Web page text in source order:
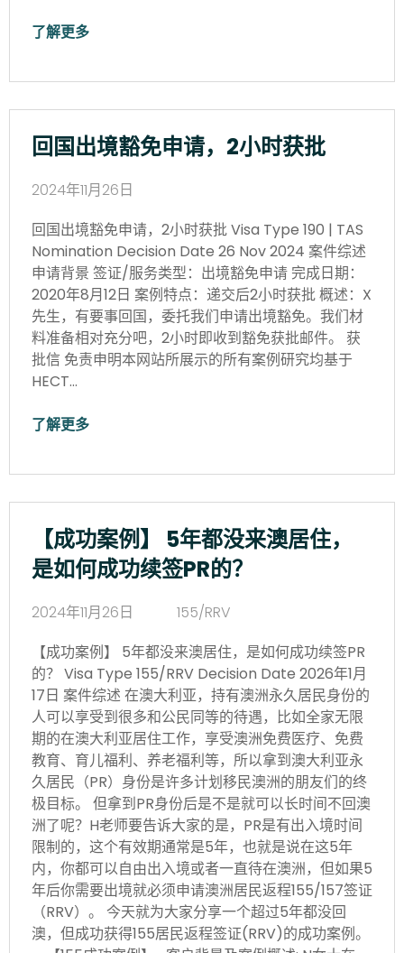
了解更多
回国出境豁免申请，2小时获批
2024年11月26日
回国出境豁免申请，2小时获批 Visa Type 190 | TAS
Nomination Decision Date 26 Nov 2024 案件综述
申请背景 签证/服务类型：出境豁免申请 完成日期：
2020年8月12日 案例特点：递交后2小时获批 概述：X
先生，有要事回国，委托我们申请出境豁免。我们材
料准备相对充分吧，2小时即收到豁免获批邮件。 获
批信 免责申明本网站所展示的所有案例研究均基于
HECT…
了解更多
【成功案例】 5年都没来澳居住，
是如何成功续签PR的？
2024年11月26日
155/RRV
【成功案例】 5年都没来澳居住，是如何成功续签PR
的？ Visa Type 155/RRV Decision Date 2026年1月
17日 案件综述 在澳大利亚，持有澳洲永久居民身份的
人可以享受到很多和公民同等的待遇，比如全家无限
期的在澳大利亚居住工作，享受澳洲免费医疗、免费
教育、育儿福利、养老福利等，所以拿到澳大利亚永
久居民（PR）身份是许多计划移民澳洲的朋友们的终
极目标。 但拿到PR身份后是不是就可以长时间不回澳
洲了呢？H老师要告诉大家的是，PR是有出入境时间
限制的，这个有效期通常是5年，也就是说在这5年
内，你都可以自由出入境或者一直待在澳洲，但如果5
年后你需要出境就必须申请澳洲居民返程155/157签证
（RRV）。 今天就为大家分享一个超过5年都没回
澳，但成功获得155居民返程签证(RRV)的成功案例。